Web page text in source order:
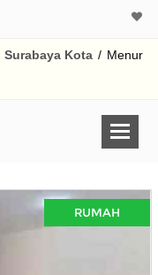
Surabaya Kota / Menur
RUMAH